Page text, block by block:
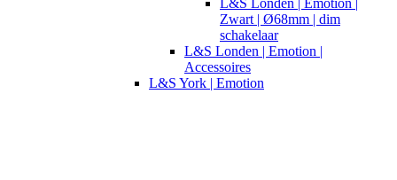
Zwart | Ø68mm | dim
schakelaar
L&S Londen | Emotion |
Accessoires
L&S York | Emotion